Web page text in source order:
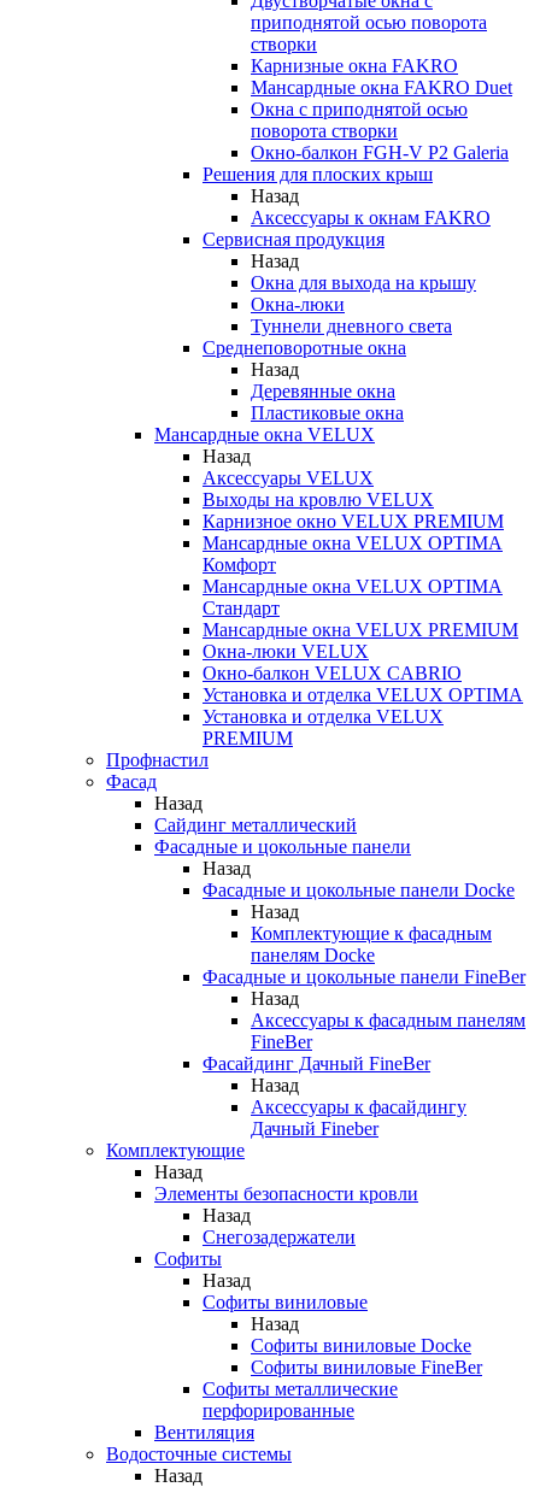
приподнятой осью поворота
створки
Карнизные окна FAKRO
Мансардные окна FAKRO Duet
Окна с приподнятой осью
поворота створки
Окно-балкон FGH-V P2 Galeria
Решения для плоских крыш
Назад
Аксессуары к окнам FAKRO
Сервисная продукция
Назад
Окна для выхода на крышу
Окна-люки
Туннели дневного света
Среднеповоротные окна
Назад
Деревянные окна
Пластиковые окна
Мансардные окна VELUX
Назад
Аксессуары VELUX
Выходы на кровлю VELUX
Карнизное окно VELUX PREMIUM
Мансардные окна VELUX OPTIMA
Комфорт
Мансардные окна VELUX OPTIMA
Стандарт
Мансардные окна VELUX PREMIUM
Окна-люки VELUX
Окно-балкон VELUX CABRIO
Установка и отделка VELUX OPTIMA
Установка и отделка VELUX
PREMIUM
Профнастил
Фасад
Назад
Сайдинг металлический
Фасадные и цокольные панели
Назад
Фасадные и цокольные панели Docke
Назад
Комплектующие к фасадным
панелям Docke
Фасадные и цокольные панели FineBer
Назад
Аксессуары к фасадным панелям
FineBer
Фасайдинг Дачный FineBer
Назад
Аксессуары к фасайдингу
Дачный Fineber
Комплектующие
Назад
Элементы безопасности кровли
Назад
Снегозадержатели
Софиты
Назад
Софиты виниловые
Назад
Софиты виниловые Docke
Софиты виниловые FineBer
Софиты металлические
перфорированные
Вентиляция
Водосточные системы
Назад